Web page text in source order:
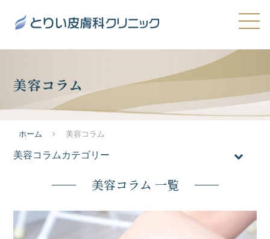
美容コラム
ホーム 美容コラム
美容コラムカテゴリー
おすすめ施術
メンズ脱毛
ニキビ・ニキビ跡・毛穴の開き
美容コラム 一覧